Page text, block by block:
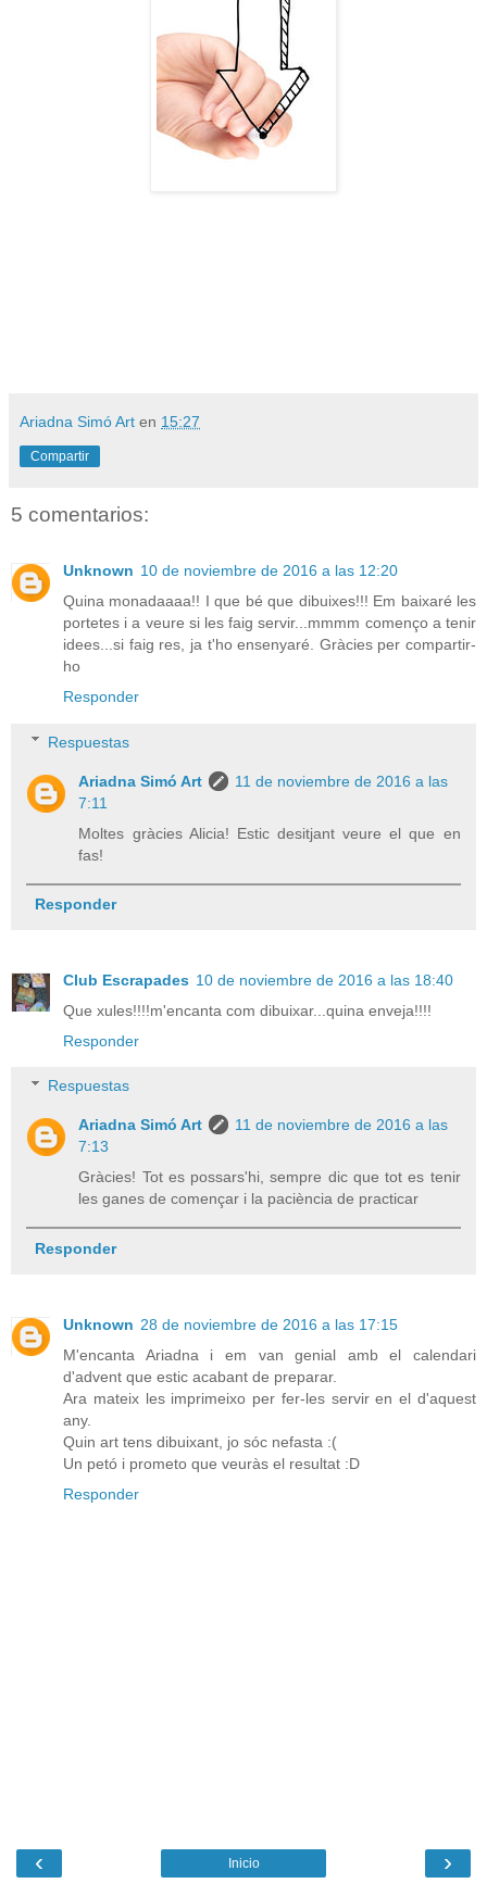
Ariadna Simó Art en 15:27
Compartir
5 comentarios:
Unknown 10 de noviembre de 2016 a las 12:20
Quina monadaaaa!! I que bé que dibuixes!!! Em baixaré les
portetes i a veure si les faig servir...mmmm començo a tenir
idees...si faig res, ja t'ho ensenyaré. Gràcies per compartir-
ho
Responder
Respuestas
Ariadna Simó Art
11 de noviembre de 2016 a las
7:11
Moltes gràcies Alicia! Estic desitjant veure el que en
fas!
Responder
Club Escrapades 10 de noviembre de 2016 a las 18:40
Que xules!!!!m'encanta com dibuixar...quina enveja!!!!
Responder
Respuestas
Ariadna Simó Art
11 de noviembre de 2016 a las
7:13
Gràcies! Tot es possars'hi, sempre dic que tot es tenir
les ganes de començar i la paciència de practicar
Responder
Unknown 28 de noviembre de 2016 a las 17:15
M'encanta Ariadna i em van genial amb el calendari
d'advent que estic acabant de preparar.
Ara mateix les imprimeixo per fer-les servir en el d'aquest
any.
Quin art tens dibuixant, jo sóc nefasta :(
Un petó i prometo que veuràs el resultat :D
Responder
‹ ›
Inicio